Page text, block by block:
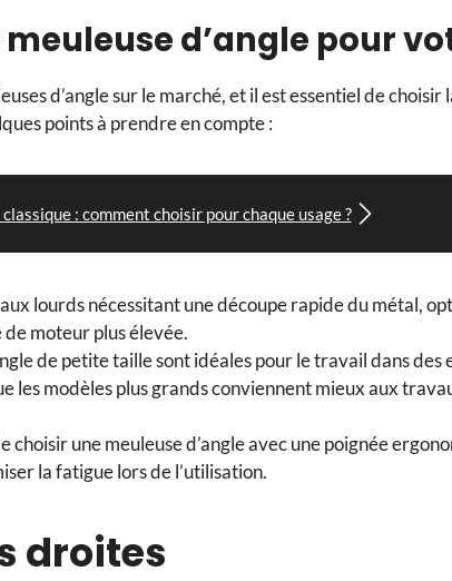
d’angle pour
d’angle sur le marché, et il est essentiel de choisir
points à prendre en compte :
: comment choisir pour chaque usage ?
lourds nécessitant une découpe rapide du métal,
de moteur plus élevée.
de petite taille sont idéales pour le travail dans
les modèles plus grands conviennent mieux aux
choisir une meuleuse d’angle avec une poignée
la fatigue lors de l’utilisation.
droites